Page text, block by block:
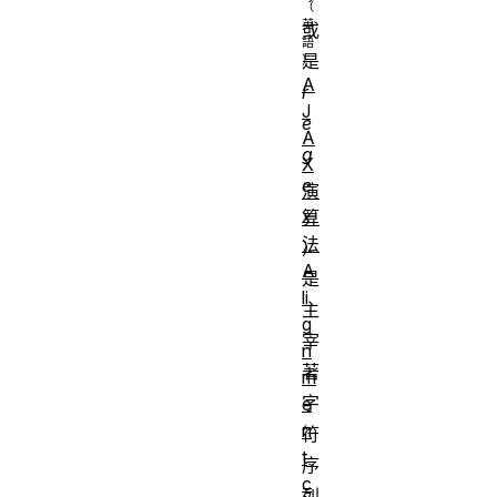
或
是
r
e
g
e
x
）
是
主
宰
著
字
符
序
A
J
A
X
演
算
法
A
li
g
n
m
e
n
t
c